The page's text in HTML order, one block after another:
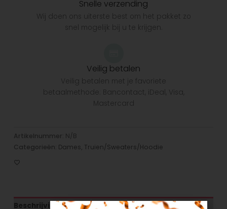
Snelle verzending
Wij doen ons uiterste best om het pakket zo
snel mogelijk bij u te krijgen.
Veilig betalen
Veilig betalen met je favoriete
betaalmethode: Bancontact, iDeal, Visa,
Mastercard
Artikelnummer: N/B
Categorieën: Dames, Truien/Sweaters/Hoodie
Beschrijving